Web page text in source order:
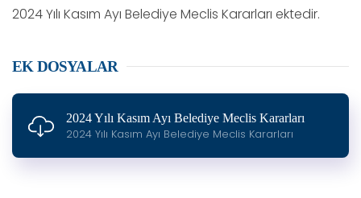
2024 Yılı Kasım Ayı Belediye Meclis Kararları ektedir.
EK DOSYALAR
2024 Yılı Kasım Ayı Belediye Meclis Kararları
2024 Yılı Kasım Ayı Belediye Meclis Kararları